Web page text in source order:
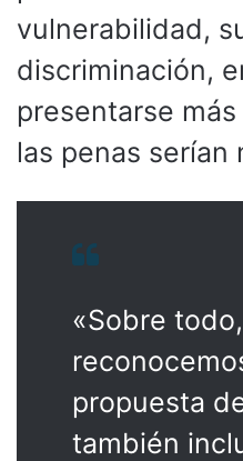
vulnerabilidad,
discriminación,
presentarse
las penas serían
«Sobre todo,
propuesta
también